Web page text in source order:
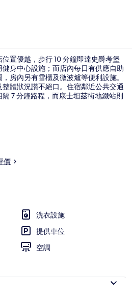
置優越，步行 10 分鐘即達史爵考堡
身中心設施；而店內每日有供應自助
房內另有雪櫃及微波爐等便利設施。
體狀況讚不絕口。住宿鄰近公共交通
7 分鐘路程，而康士坦茲街地鐵站則
價
洗衣設施
提供車位
空調